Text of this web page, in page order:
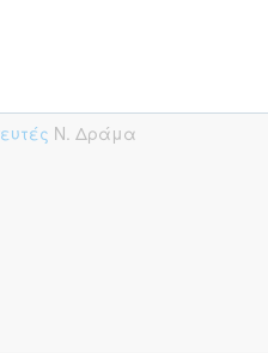
Ν. Δράμα